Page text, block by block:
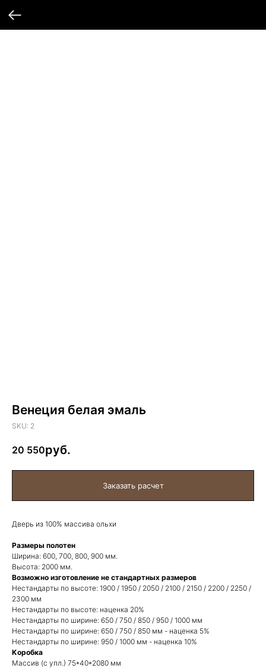
Венеция белая эмаль
SKU: 2
20 550
Дверь из 100% массива ольхи
Размеры полотен
Ширина: 600, 700, 800, 900 мм.
Высота: 2000 мм.
Возможно изготовление не стандартных размеров
Нестандарты по высоте: 1900 / 1950 / 2050 / 2100 / 2150 / 2200 / 2250 /
2300 мм
Нестандарты по высоте: наценка 20%
Нестандарты по ширине: 650 / 750 / 850 / 950 / 1000 мм
Нестандарты по ширине: 650 / 750 / 850 мм - наценка 5%
Нестандарты по ширине: 950 / 1000 мм - наценка 10%
Коробка
Массив (с упл.) 75*40*2080 мм